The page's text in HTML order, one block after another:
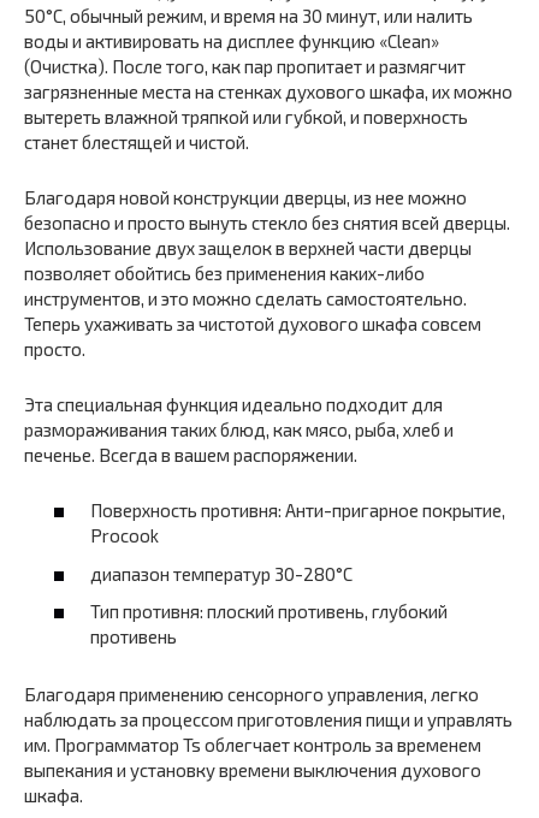
50°C, обычный режим, и время на 30 минут, или налить
воды и активировать на дисплее функцию «Clean»
(Очистка). После того, как пар пропитает и размягчит
загрязненные места на стенках духового шкафа, их можно
вытереть влажной тряпкой или губкой, и поверхность
станет блестящей и чистой.
Благодаря новой конструкции дверцы, из нее можно
безопасно и просто вынуть стекло без снятия всей дверцы.
Использование двух защелок в верхней части дверцы
позволяет обойтись без применения каких-либо
инструментов, и это можно сделать самостоятельно.
Теперь ухаживать за чистотой духового шкафа совсем
просто.
Эта специальная функция идеально подходит для
размораживания таких блюд, как мясо, рыба, хлеб и
печенье. Всегда в вашем распоряжении.
Поверхность противня: Анти-пригарное покрытие,
Procook
диапазон температур 30-280°C
Тип противня: плоский противень, глубокий
противень
Благодаря применению сенсорного управления, легко
наблюдать за процессом приготовления пищи и управлять
им. Программатор Ts облегчает контроль за временем
выпекания и установку времени выключения духового
шкафа.